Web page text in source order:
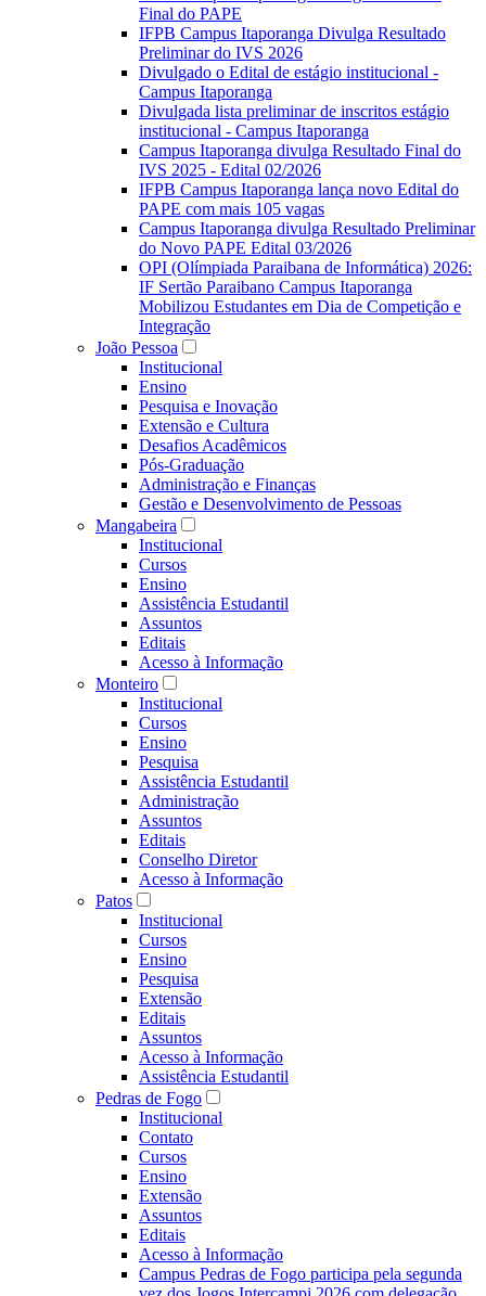
Final do PAPE
IFPB Campus Itaporanga Divulga Resultado
Preliminar do IVS 2026
Divulgado o Edital de estágio institucional -
Campus Itaporanga
Divulgada lista preliminar de inscritos estágio
institucional - Campus Itaporanga
Campus Itaporanga divulga Resultado Final do
IVS 2025 - Edital 02/2026
IFPB Campus Itaporanga lança novo Edital do
PAPE com mais 105 vagas
Campus Itaporanga divulga Resultado Preliminar
do Novo PAPE Edital 03/2026
OPI (Olímpiada Paraibana de Informática) 2026:
IF Sertão Paraibano Campus Itaporanga
Mobilizou Estudantes em Dia de Competição e
Integração
João Pessoa
Institucional
Ensino
Pesquisa e Inovação
Extensão e Cultura
Desafios Acadêmicos
Pós-Graduação
Administração e Finanças
Gestão e Desenvolvimento de Pessoas
Mangabeira
Institucional
Cursos
Ensino
Assistência Estudantil
Assuntos
Editais
Acesso à Informação
Monteiro
Institucional
Cursos
Ensino
Pesquisa
Assistência Estudantil
Administração
Assuntos
Editais
Conselho Diretor
Acesso à Informação
Patos
Institucional
Cursos
Ensino
Pesquisa
Extensão
Editais
Assuntos
Acesso à Informação
Assistência Estudantil
Pedras de Fogo
Institucional
Contato
Cursos
Ensino
Extensão
Assuntos
Editais
Acesso à Informação
Campus Pedras de Fogo participa pela segunda